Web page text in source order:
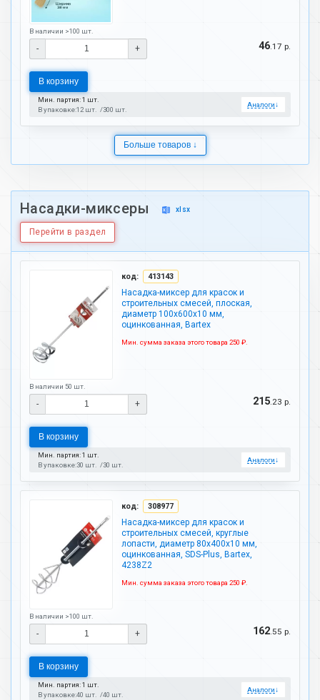
В наличии >100 шт.
- + 46 .17 р.
В корзину
Мин. партия: 1 шт.
В упаковке:12 шт. 300 шт.
Аналоги↓
Больше товаров ↓
Насадки-миксеры xlsx
Перейти в раздел
код: 413143
Насадка-миксер для красок и
строительных смесей, плоская,
диаметр 100х600х10 мм,
оцинкованная, Bartex
Мин. сумма заказа этого товара 250 ₽.
В наличии 50 шт.
- + 215.23 р.
В корзину
Мин. партия: 1 шт.
В упаковке:30 шт. 30 шт.
Аналоги↓
код: 308977
Насадка-миксер для красок и
строительных смесей, круглые
лопасти, диаметр 80х400х10 мм,
оцинкованная, SDS-Plus, Bartex,
4238Z2
Мин. сумма заказа этого товара 250 ₽.
В наличии >100 шт.
- + 162.55 р.
В корзину
Мин. партия: 1 шт.
В упаковке:40 шт. 40 шт.
Аналоги↓